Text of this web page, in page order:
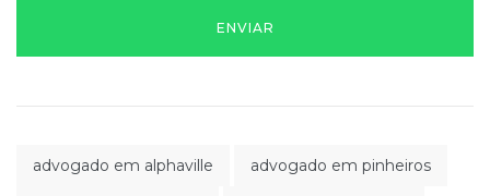
advogado em alphaville advogado em pinheiros